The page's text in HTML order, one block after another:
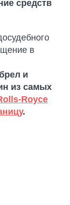
средств
в
и
из самых
Royce
.